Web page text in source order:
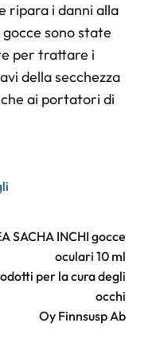
ripara i danni alla
sono state
per trattare i
della secchezza
ai portatori di
SACHA INCHI gocce
oculari 10 ml
per la cura degli
occhi
Oy Finnsusp Ab